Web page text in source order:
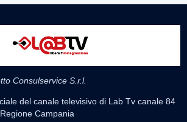
Consulservice S.r.l.
del canale televisivo di Lab Tv canale 84
Campania